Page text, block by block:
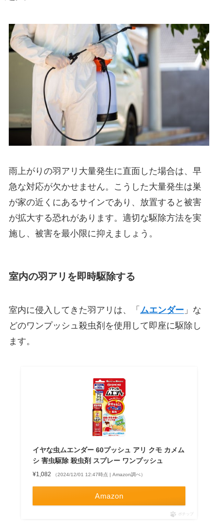
雨上がりの羽アリ大量発生に直面した場合は、早
急な対応が欠かせません。こうした大量発生は巣
が家の近くにあるサインであり、放置すると被害
が拡大する恐れがあります。適切な駆除方法を実
施し、被害を最小限に抑えましょう。
室内の羽アリを即時駆除する
室内に侵入してきた羽アリは、「 ムエンダー」な
どのワンプッシュ殺虫剤を使用して即座に駆除し
ます。
イヤな虫ムエンダー 60プッシュ アリ クモ カメム
シ 害虫駆除 殺虫剤 スプレー ワンプッシュ
¥1,082 （2024/12/01 12:47時点 | Amazon調べ）
Amazon
ポチップ